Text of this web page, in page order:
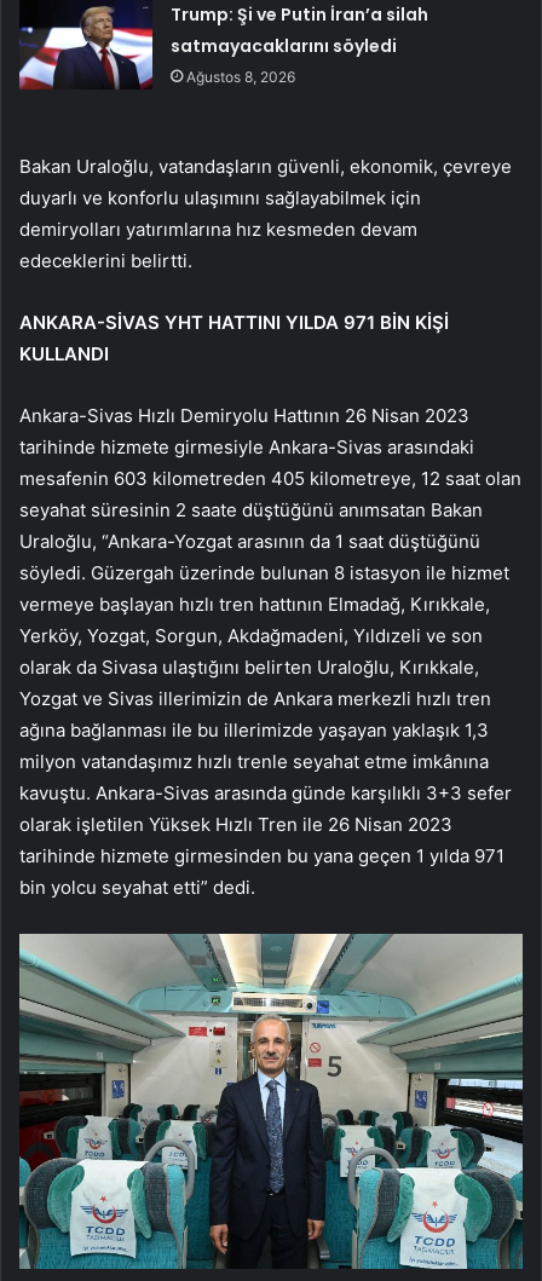
Trump: Şi ve Putin İran’a silah
satmayacaklarını söyledi
Ağustos 8, 2026
Bakan Uraloğlu, vatandaşların güvenli, ekonomik, çevreye
duyarlı ve konforlu ulaşımını sağlayabilmek için
demiryolları yatırımlarına hız kesmeden devam
edeceklerini belirtti.
ANKARA-SİVAS YHT HATTINI YILDA 971 BİN KİŞİ
KULLANDI
Ankara-Sivas Hızlı Demiryolu Hattının 26 Nisan 2023
tarihinde hizmete girmesiyle Ankara-Sivas arasındaki
mesafenin 603 kilometreden 405 kilometreye, 12 saat olan
seyahat süresinin 2 saate düştüğünü anımsatan Bakan
Uraloğlu, “Ankara-Yozgat arasının da 1 saat düştüğünü
söyledi. Güzergah üzerinde bulunan 8 istasyon ile hizmet
vermeye başlayan hızlı tren hattının Elmadağ, Kırıkkale,
Yerköy, Yozgat, Sorgun, Akdağmadeni, Yıldızeli ve son
olarak da Sivasa ulaştığını belirten Uraloğlu, Kırıkkale,
Yozgat ve Sivas illerimizin de Ankara merkezli hızlı tren
ağına bağlanması ile bu illerimizde yaşayan yaklaşık 1,3
milyon vatandaşımız hızlı trenle seyahat etme imkânına
kavuştu. Ankara-Sivas arasında günde karşılıklı 3+3 sefer
olarak işletilen Yüksek Hızlı Tren ile 26 Nisan 2023
tarihinde hizmete girmesinden bu yana geçen 1 yılda 971
bin yolcu seyahat etti” dedi.